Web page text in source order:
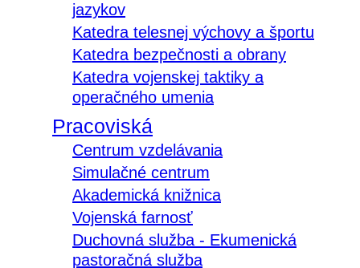
jazykov
Katedra telesnej výchovy a športu
Katedra bezpečnosti a obrany
Katedra vojenskej taktiky a
operačného umenia
Pracoviská
Centrum vzdelávania
Simulačné centrum
Akademická knižnica
Vojenská farnosť
Duchovná služba - Ekumenická
pastoračná služba